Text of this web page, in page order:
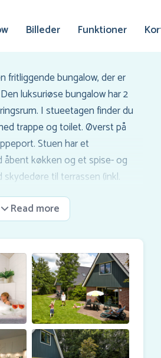
Billeder Funktioner
fritliggende bungalow, der er
luksuriøse bungalow har 2
I stueetagen finder du
trappe og toilet. Øverst på
Stuen har et
køkken og et spise- og
til terrassen (inkl.
er der 1 soveværelse med 2
Wellnessområdet
håndvask, separat bruser, 6-
en rummelig sauna. Plus
ved siden af bungalowen. På
med hver 2
badeværelse med bruser,
toilet.
for vores indkøbsservice